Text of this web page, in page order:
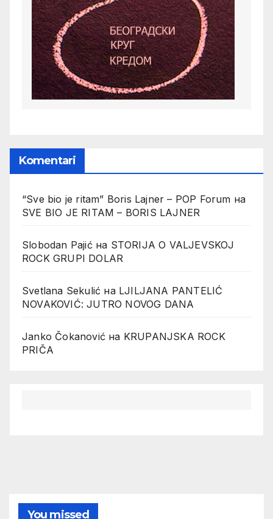
Komentari
“Sve bio je ritam” Boris Lajner – POP Forum на
SVE BIO JE RITAM – BORIS LAJNER
Slobodan Pajićна STORIJA O VALJEVSKOJ
ROCK GRUPI DOLAR
Svetlana Sekulić на LJILJANA PANTELIĆ
NOVAKOVIĆ: JUTRO NOVOG DANA
Janko Čokanović на KRUPANJSKA ROCK
PRIČA
You missed